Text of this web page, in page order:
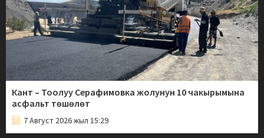
Кант – Тоолуу Серафимовка жолунун 10 чакырымына
асфальт төшөлөт
7 Август 2026 жыл 15:29